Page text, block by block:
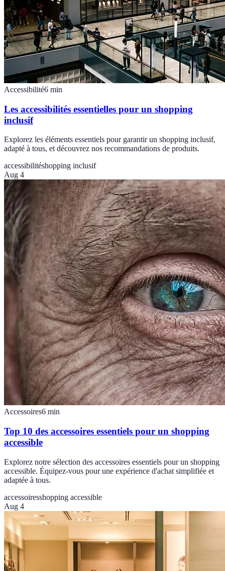
Accessibilité6 min
Les accessibilités essentielles pour un shopping
inclusif
Explorez les éléments essentiels pour garantir un shopping inclusif,
adapté à tous, et découvrez nos recommandations de produits.
accessibilitéshopping inclusif
Aug 4
Accessoires6 min
Top 10 des accessoires essentiels pour un shopping
accessible
Explorez notre sélection des accessoires essentiels pour un shopping
accessible. Équipez-vous pour une expérience d'achat simplifiée et
adaptée à tous.
accessoiresshopping accessible
Aug 4